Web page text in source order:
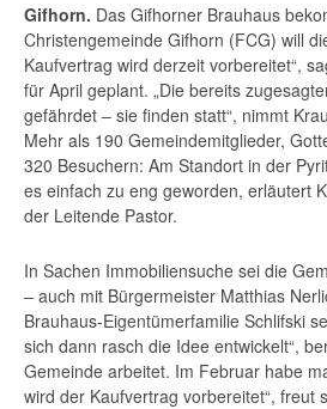
Gifhorn. Das Gifhorner Brauhaus
Christengemeinde Gifhorn (FCG) will
Kaufvertrag wird derzeit vorbereitet“,
für April geplant. „Die bereits
gefährdet – sie finden statt“, nimmt
Mehr als 190 Gemeindemitglieder,
320 Besuchern: Am Standort in der
es einfach zu eng geworden, erläutert
der Leitende Pastor.
In Sachen Immobiliensuche sei die
– auch mit Bürgermeister Matthias
Brauhaus-Eigentümerfamilie Schlifski
sich dann rasch die Idee entwickelt“,
Gemeinde arbeitet. Im Februar habe
wird der Kaufvertrag vorbereitet“, freut